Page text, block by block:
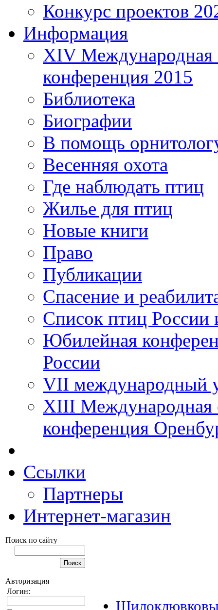
Конкурс проектов
Информация
XIV Международная
конференция 2015
Библиотека
Биографии
В помощь
Весенняя охота
Где наблюдать птиц
Жилье для птиц
Новые книги
Право
Публикации
Спасение и
Список птиц России
Юбилейная
России
VII международный
XIII Международная
конференция
Ссылки
Партнеры
Интернет-магазин
Поиск по сайту
Авторизация
Логин: